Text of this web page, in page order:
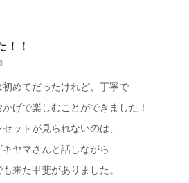
！！
初めてだったけれど、丁寧で
げで楽しむことができました！
ットが見られないのは、
ヤマさんと話しながら
来た甲斐がありました。